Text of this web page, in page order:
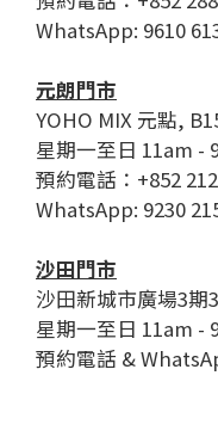
WhatsApp: 9610
元朗門市
YOHO MIX 元點,
星期一至日 11am -
預約電話：+852
WhatsApp: 9230
沙田門市
沙田新城市廣場3期
星期一至日 11am -
預約電話 &